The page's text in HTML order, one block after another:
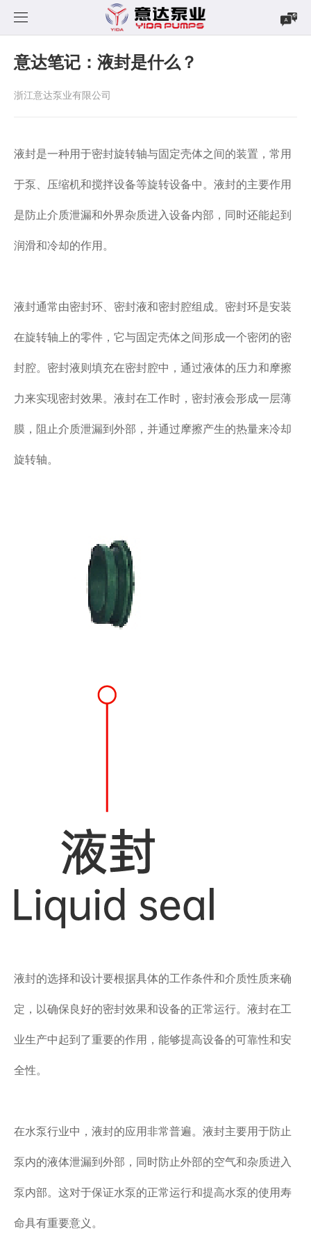
首页
产品中心
CQF系列
立式泵
公司新闻
案例展示
意达笔记：液封是什么？
浙江意达泵业有限公司
液封是一种用于密封旋转轴与固定壳体之间的装置，常用
于泵、压缩机和搅拌设备等旋转设备中。液封的主要作用
是防止介质泄漏和外界杂质进入设备内部，同时还能起到
润滑和冷却的作用。
液封通常由密封环、密封液和密封腔组成。密封环是安装
在旋转轴上的零件，它与固定壳体之间形成一个密闭的密
封腔。密封液则填充在密封腔中，通过液体的压力和摩擦
力来实现密封效果。液封在工作时，密封液会形成一层薄
膜，阻止介质泄漏到外部，并通过摩擦产生的热量来冷却
旋转轴。
液封的选择和设计要根据具体的工作条件和介质性质来确
定，以确保良好的密封效果和设备的正常运行。液封在工
业生产中起到了重要的作用，能够提高设备的可靠性和安
全性。
在水泵行业中，液封的应用非常普遍。液封主要用于防止
泵内的液体泄漏到外部，同时防止外部的空气和杂质进入
泵内部。这对于保证水泵的正常运行和提高水泵的使用寿
命具有重要意义。